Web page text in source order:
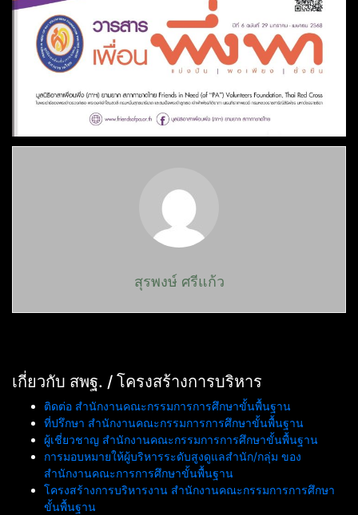
สุรพงษ์ ศรีแก้ว
เกี่ยวกับ สพฐ. / โครงสร้างการบริหาร
ติดต่อ สำนักงานคณะกรรมการการศึกษาขั้นพื้นฐาน
ที่ปรึกษา สำนักงานคณะกรรมการการศึกษาขั้นพื้นฐาน
ผู้เชี่ยวชาญ สำนักงานคณะกรรมการการศึกษาขั้นพื้นฐาน
การมอบหมายให้ผู้บริหารระดับสูงดูแลสำนัก/กลุ่ม ของ
สำนักงานคณะการการศึกษาขั้นพื้นฐาน
โครงสร้างการบริหารงาน สำนักงานคณะกรรมการการศึกษา
ขั้นพื้นฐาน